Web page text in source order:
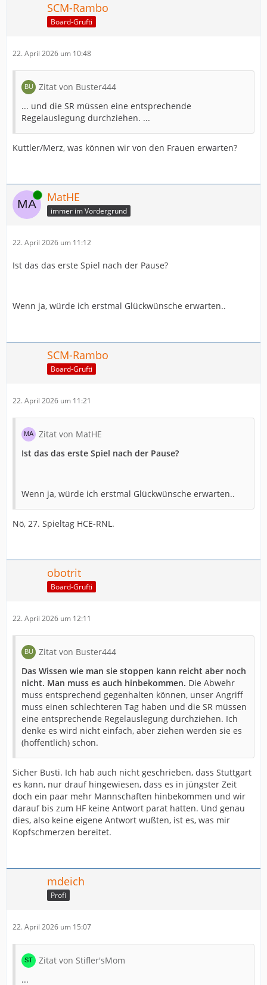
SCM-Rambo
Board-Grufti
22. April 2026 um 10:48
Zitat von Buster444
... und die SR müssen eine entsprechende
Regelauslegung durchziehen. ...
Kuttler/Merz, was können wir von den Frauen erwarten?
Online MatHE
immer im Vordergrund
22. April 2026 um 11:12
Ist das das erste Spiel nach der Pause?
Wenn ja, würde ich erstmal Glückwünsche erwarten..
SCM-Rambo
Board-Grufti
22. April 2026 um 11:21
Zitat von MatHE
Ist das das erste Spiel nach der Pause?
Wenn ja, würde ich erstmal Glückwünsche erwarten..
Nö, 27. Spieltag HCE-RNL.
obotrit
Board-Grufti
22. April 2026 um 12:11
Zitat von Buster444
Das Wissen wie man sie stoppen kann reicht aber noch
nicht. Man muss es auch hinbekommen. Die Abwehr
muss entsprechend gegenhalten können, unser Angriff
muss einen schlechteren Tag haben und die SR müssen
eine entsprechende Regelauslegung durchziehen. Ich
denke es wird nicht einfach, aber ziehen werden sie es
(hoffentlich) schon.
Sicher Busti. Ich hab auch nicht geschrieben, dass Stuttgart
es kann, nur drauf hingewiesen, dass es in jüngster Zeit
doch ein paar mehr Mannschaften hinbekommen und wir
darauf bis zum HF keine Antwort parat hatten. Und genau
dies, also keine eigene Antwort wußten, ist es, was mir
Kopfschmerzen bereitet.
mdeich
Profi
22. April 2026 um 15:07
Zitat von Stifler'sMom
...